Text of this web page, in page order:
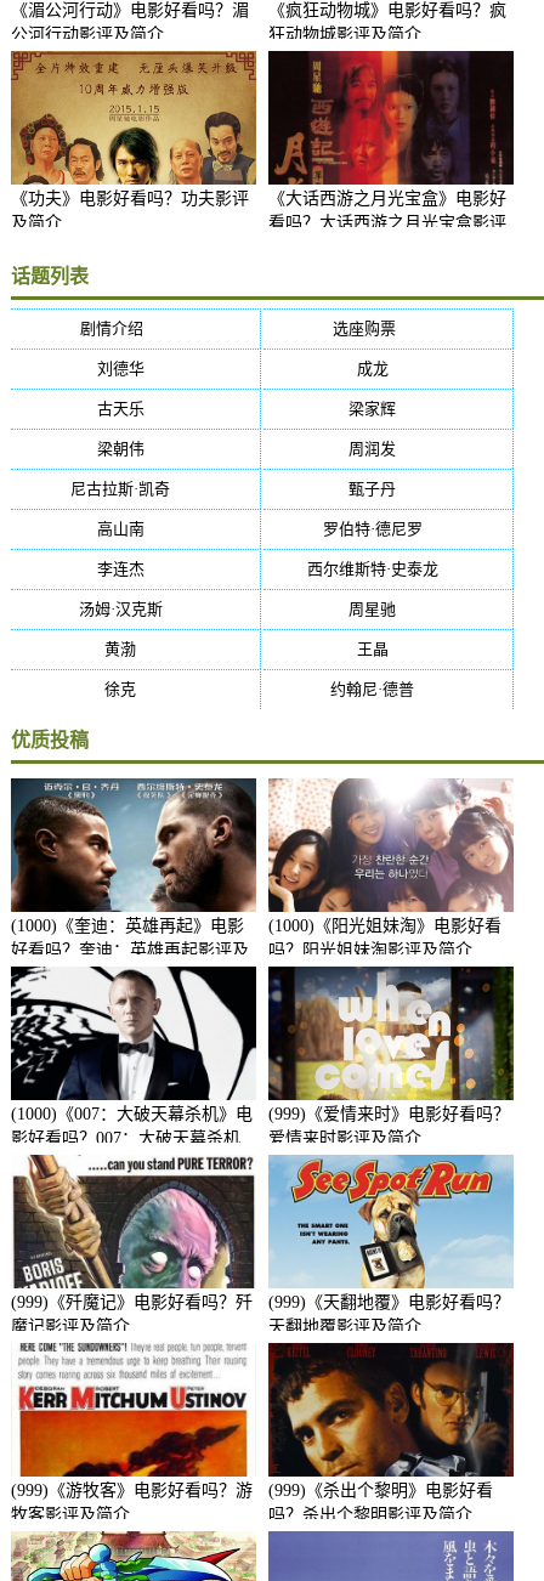
《湄公河行动》电影好看吗？湄
公河行动影评及简介
《疯狂动物城》电影好看吗？疯
狂动物城影评及简介
《功夫》电影好看吗？功夫影评
及简介
《大话西游之月光宝盒》电影好
看吗？大话西游之月光宝盒影评
话题列表
剧情介绍 选座购票(5384)
刘德华(50) 成龙(46)
古天乐 梁家辉
梁朝伟(37) 周润发
尼古拉斯·凯奇 甄子丹
高山南(33) 罗伯特·德尼罗
李连杰(29) 西尔维斯特·史泰龙(29)
汤姆·汉克斯(27) 周星驰
黄渤 王晶
徐克 约翰尼·德普
优质投稿
(1000)《奎迪：英雄再起》电影
好看吗？奎迪：英雄再起影评及
简介
(1000)《阳光姐妹淘》电影好看
吗？阳光姐妹淘影评及简介
(1000)《007：大破天幕杀机》电
影好看吗？007：大破天幕杀机
影评及简介
(999)《爱情来时》电影好看吗？
爱情来时影评及简介
(999)《歼魔记》电影好看吗？歼
魔记影评及简介
(999)《天翻地覆》电影好看吗？
天翻地覆影评及简介
(999)《游牧客》电影好看吗？游
牧客影评及简介
(999)《杀出个黎明》电影好看
吗？杀出个黎明影评及简介